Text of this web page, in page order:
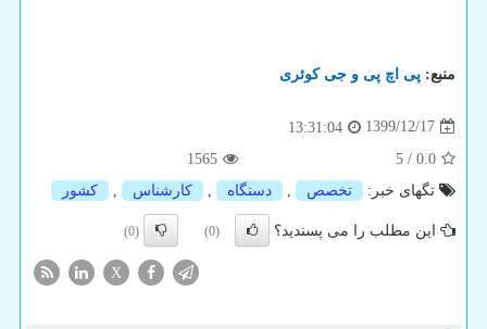
منبع: پی اچ پی و جی كوئری
1399/12/17
13:31:04
0.0
/
5
1565
تگهای خبر:
تخصص , دستگاه , كارشناس , كشور
این مطلب را می پسندید؟ (0)
(0)
X